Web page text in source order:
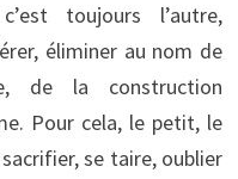
toujours l’autre,
éliminer au nom de
de la construction
Pour cela, le petit, le
se taire, oublier